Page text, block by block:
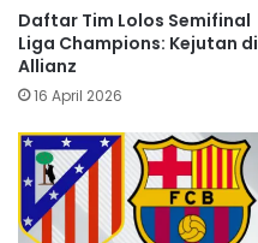
Daftar Tim Lolos Semifinal
Liga Champions: Kejutan di
Allianz
16 April 2026